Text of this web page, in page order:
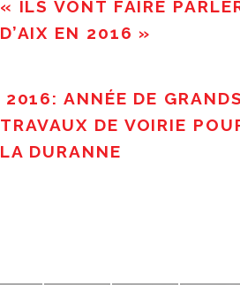
« ILS VONT FAIRE
D’AIX EN 2016 »
2016: ANNÉE DE
TRAVAUX DE VOIRIE
LA DURANNE